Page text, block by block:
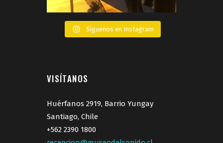
Síguenos en Instagram
VISÍTANOS
Huérfanos 2919, Barrio Yungay
Santiago, Chile
+562 2390 1800